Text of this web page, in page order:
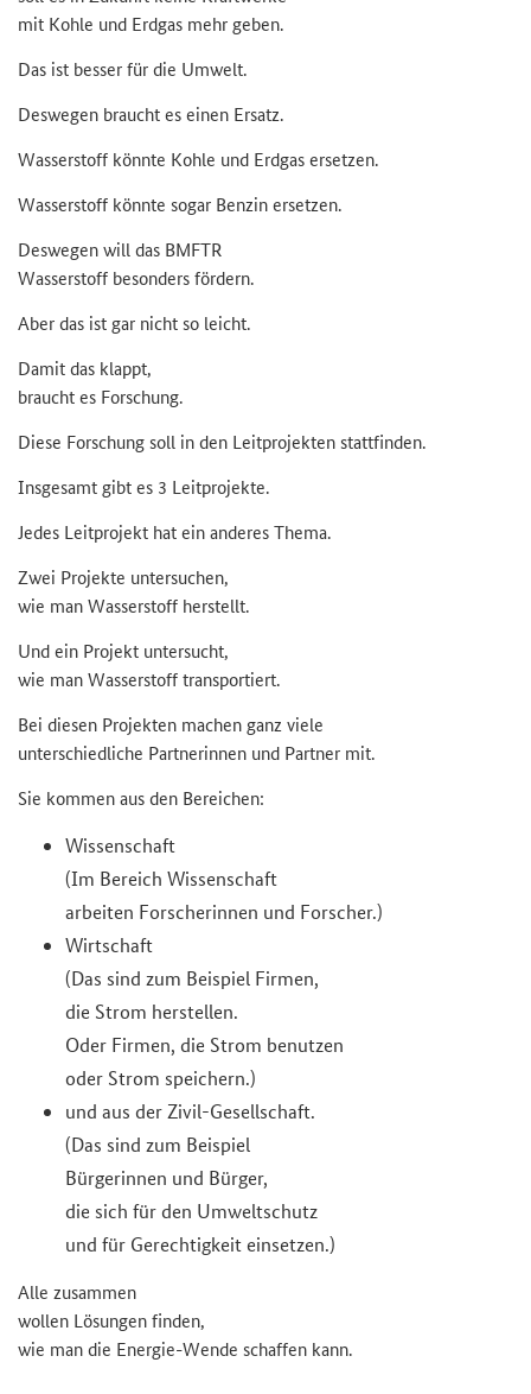
mit Kohle und Erd­gas mehr geben.
Das ist bes­ser für die Um­welt.
Des­we­gen braucht es einen Er­satz.
Was­ser­stoff könn­te Kohle und Erd­gas er­set­zen.
Was­ser­stoff könn­te sogar Ben­zin er­set­zen.
Des­we­gen will das BMFTR
Was­ser­stoff be­son­ders för­dern.
Aber das ist gar nicht so leicht.
Damit das klappt,
braucht es For­schung.
Diese For­schung soll in den Leit­pro­jek­ten statt­fin­den.
Ins­ge­samt gibt es 3 Leit­pro­jek­te.
Jedes Leit­pro­jekt hat ein an­de­res Thema.
Zwei Pro­jek­te un­ter­su­chen,
wie man Was­ser­stoff her­stellt.
Und ein Pro­jekt un­ter­sucht,
wie man Was­ser­stoff trans­por­tiert.
Bei die­sen Pro­jek­ten ma­chen ganz viele
un­ter­schied­li­che Part­ne­rin­nen und Part­ner mit.
Sie kom­men aus den Be­rei­chen:
Wis­sen­schaft
(Im Be­reich Wis­sen­schaft
ar­bei­ten For­sche­rin­nen und For­scher.)
Wirt­schaft
(Das sind zum Bei­spiel Fir­men,
die Strom her­stel­len.
Oder Fir­men, die Strom be­nut­zen
oder Strom spei­chern.)
und aus der Zivil-​​Ge­sell­schaft.
(Das sind zum Bei­spiel
Bür­ge­rin­nen und Bür­ger,
die sich für den Um­welt­schutz
und für Ge­rech­tig­keit ein­set­zen.)
Alle zu­sam­men
wol­len Lö­sun­gen fin­den,
wie man die Energie-​​Wende schaf­fen kann.